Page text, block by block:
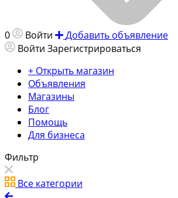
0 Войти
Добавить объявление
Войти Зарегистрироваться
+ Открыть магазин
Объявления
Магазины
Блог
Помощь
Для бизнеса
Фильтр
Все категории